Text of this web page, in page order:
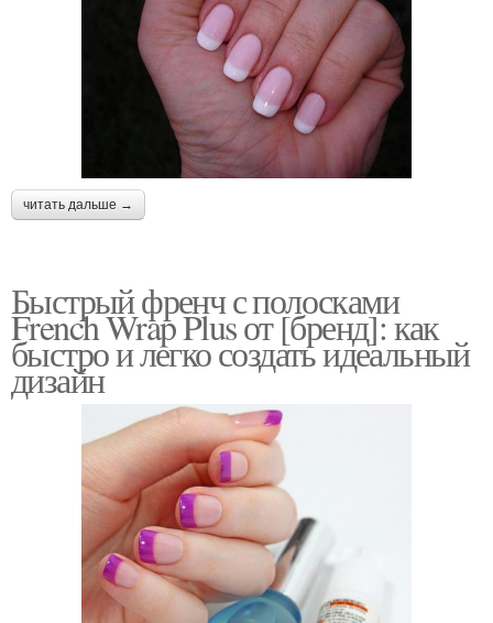
читать дальше →
Быстрый френч с полосками
French Wrap Plus от [бренд]: как
быстро и легко создать идеальный
дизайн